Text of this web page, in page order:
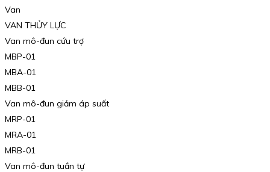
Van
VAN THỦY LỰC
Van mô-đun cứu trợ
MBP-01
MBA-01
MBB-01
Van mô-đun giảm áp suất
MRP-01
MRA-01
MRB-01
Van mô-đun tuần tự